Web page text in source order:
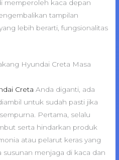
memperoleh kaca depan
tampilan
lebih berarti, fungsionalitas
Hyundai Creta Masa
Creta Anda diganti, ada
untuk sudah pasti jika
Pertama, selalu
serta hindarkan produk
atau pelarut keras yang
susunan menjaga di kaca dan